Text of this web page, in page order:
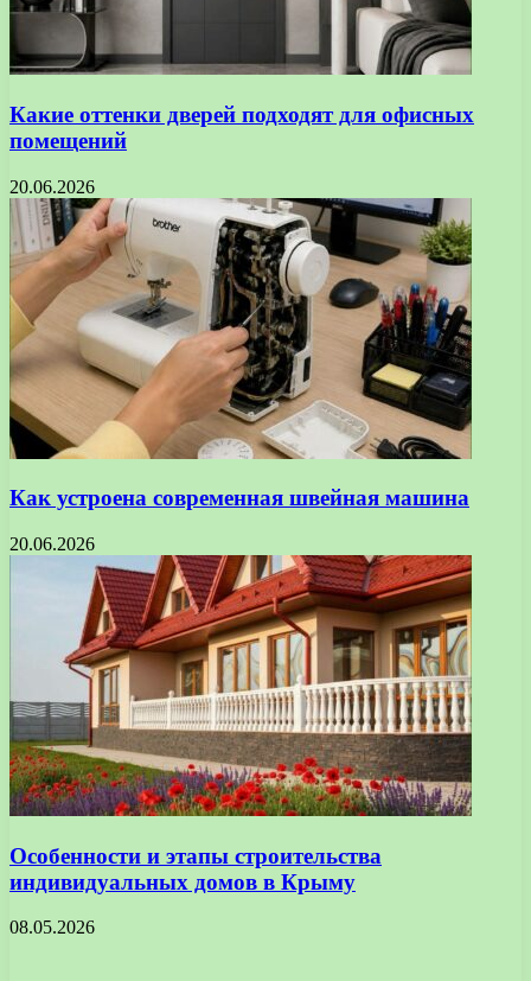
Какие оттенки дверей подходят для офисных
помещений
20.06.2026
Как устроена современная швейная машина
20.06.2026
Особенности и этапы строительства
индивидуальных домов в Крыму
08.05.2026